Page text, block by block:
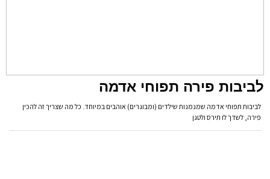
לביבות פירה תפוחי אדמה
לביבות תפוחי אדמה שמנמנות שילדים (ומבוגרים) אוהבים במיוחד. כל מה שצריך זה להכין
פירה, לשדך לו תירס ולטגן